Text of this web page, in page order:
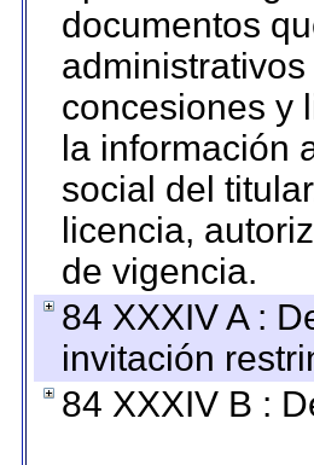
documentos
concesiones y
la información
social del
licencia,
de vigencia.
84 XXXIV A :
invitación
84 XXXIV B :